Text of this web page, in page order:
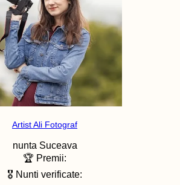
Artist Ali Fotograf
nunta Suceava
🏆 Premii:
🎖️ Nunti verificate: